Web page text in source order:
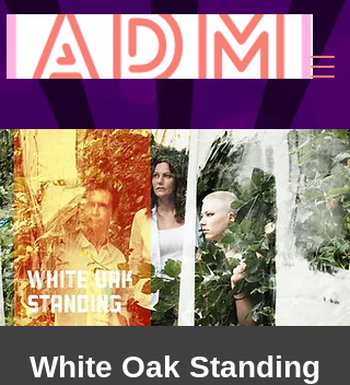
White Oak Standing